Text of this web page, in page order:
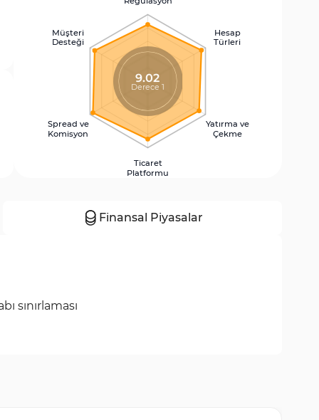
Hesap
Türleri
Yatırma ve
Çekme
Ticaret
Platformu
Spread ve
Komisyon
Müşteri
Desteği
9.02
Derece 1
Finansal Piyasalar
sınırlaması